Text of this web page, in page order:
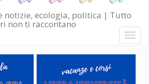
notizie, ecologia, politica | Tutto
non ti raccontano
Toggle